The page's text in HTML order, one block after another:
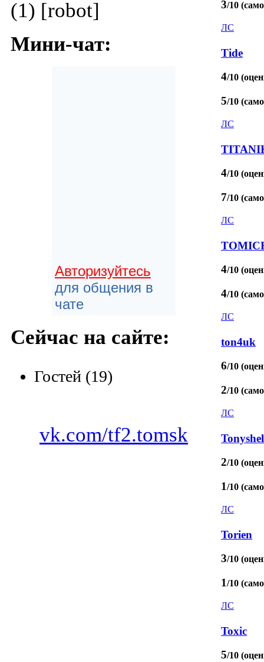
(1) [robot]
Мини-чат:
Авторизуйтесь
для общения в
чате
Сейчас на сайте:
Гостей (19)
vk.com/tf2.tomsk
3/10
ЛС
Tide
4/10
5/10
ЛС
4/10
7/10
ЛС
4/10
4/10
ЛС
ton4uk
6/10
2/10
ЛС
2/10
1/10
ЛС
Torien
3/10
1/10
ЛС
Toxic
5/10